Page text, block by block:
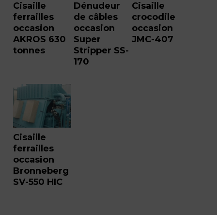
Cisaille
ferrailles
occasion
AKROS 630
tonnes
Dénudeur
de câbles
occasion
Super
Stripper SS-
170
Cisaille
crocodile
occasion
JMC-407
Cisaille
ferrailles
occasion
Bronneberg
SV-550 HIC